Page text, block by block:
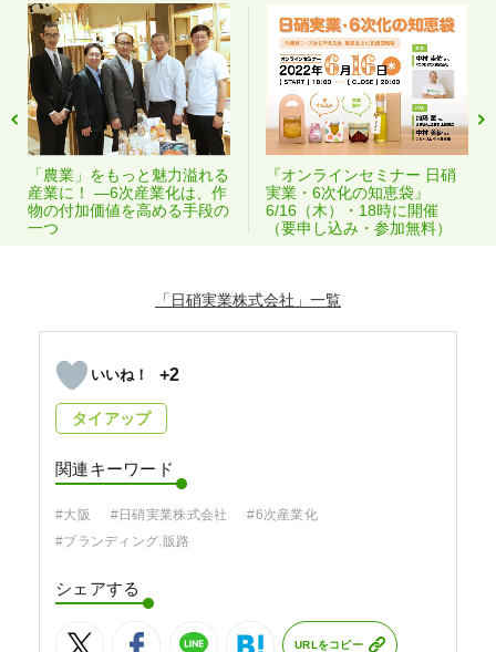
「農業」をもっと魅力溢れる
産業に！ ―6次産業化は、作
物の付加価値を高める手段の
一つ
『オンラインセミナー 日硝
実業・6次化の知恵袋』
6/16（木）・18時に開催
（要申し込み・参加無料）
「日硝実業株式会社」
+2
タイアップ
関連キーワード
#大阪 #日硝実業株式会社
#6次産業化
#ブランディング.販路
シェアする
URLをコピー